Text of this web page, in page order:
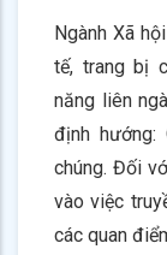
Ngành Xã
tế, trang bị
năng liên
định
chúng. Đối
vào việc
các quan